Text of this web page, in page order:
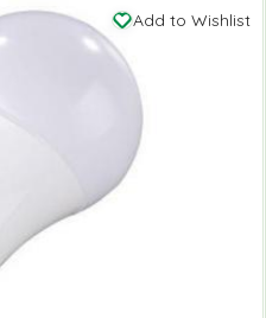
Add to Wishlist